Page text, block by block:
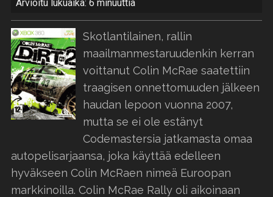
Arvioitu lukuaika: 6 minuuttia
Skotlantilainen, rallin
maailmanmestaruudenkin kerran
voittanut Colin McRae saatettiin
traagisen onnettomuuden jälkeen
haudan lepoon vuonna 2007,
mutta se ei ole estänyt
Codemastersia jatkamasta omaa
autopelisarjaansa, joka käyttää edelleen
hyväkseen Colin McRaen nimeä Euroopan
markkinoilla. Colin McRae Rally oli aikoinaan